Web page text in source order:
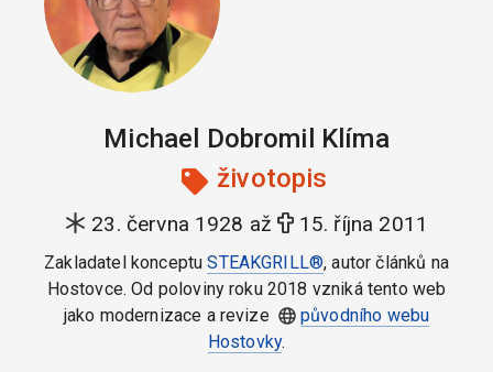
Michael Dobromil Klíma
životopis
23. června 1928 až 15. října 2011
Zakladatel konceptuSTEAKGRILL®, autor článků na
Hostovce. Od poloviny roku 2018 vzniká tento web
jako modernizace a revize
původního webu
Hostovky.